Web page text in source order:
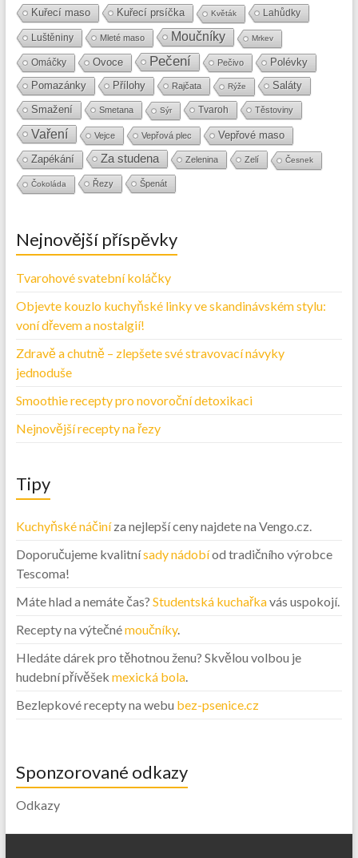
Kuřecí maso Kuřecí prsíčka Květák Lahůdky
Luštěniny Mleté maso Moučníky Mrkev
Omáčky Ovoce Pečení Pečivo Polévky
Pomazánky Přílohy Rajčata Rýže
Saláty
Smažení
Smetana Sýr Tvaroh Těstoviny
Vaření Vejce Vepřová plec
Vepřové maso
Zapékání
Za studena Zelenina Zelí Česnek
Čokoláda Řezy Špenát
Nejnovější příspěvky
Tvarohové svatební koláčky
Objevte kouzlo kuchyňské linky ve skandinávském stylu:
voní dřevem a nostalgií!
Zdravě a chutně – zlepšete své stravovací návyky
jednoduše
Smoothie recepty pro novoroční detoxikaci
Nejnovější recepty na řezy
Tipy
Kuchyňské náčiníza nejlepší ceny najdete na Vengo.cz.
Doporučujeme kvalitnísady nádobíod tradičního výrobce
Tescoma!
Máte hlad a nemáte čas? Studentská kuchařkavás uspokojí.
Recepty na výtečnémoučníky.
Hledáte dárek pro těhotnou ženu? Skvělou volbou je
hudební přívěšek mexická bola.
Bezlepkové recepty na webu bez-psenice.cz
Sponzorované odkazy
Odkazy